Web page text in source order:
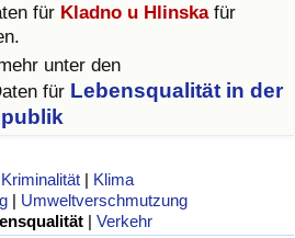
für Kladno u Hlinskafür
unter den
für Lebensqualität in der
Kriminalität | Klima
| Umweltverschmutzung
|Verkehr
Index (aktuell)
Index
(aktuell)